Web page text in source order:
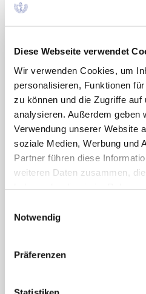
Diese Webseite verwendet
Wir verwenden Cookies, um
personalisieren, Funktionen
zu können und die Zugriffe auf
analysieren. Außerdem geben
Verwendung unserer Website
soziale Medien, Werbung und
Partner führen diese
weiteren Daten zusammen,
Cookies, wenn Sie unsere
Notwendig
Präferenzen
anschließend die
Phenhydan
Phenhydan
bestimmten Krampfanfall-
epilepticus und
Behandlung von
neurochirurgischen
Behandlung bestimmter
neurogene
douloureux und andere
Verhältnis weiterhin